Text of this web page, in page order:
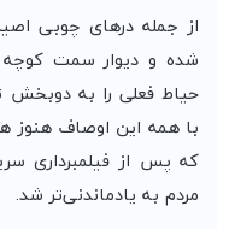
از جمله در‌های چوبی
شده و دیوار سمت کوچه
حیاط فعلی را به دوبخش
با همه این اوصاف هنوز
که پس از فیلمبرداری
مردم به یادماندنی‌تر شد.